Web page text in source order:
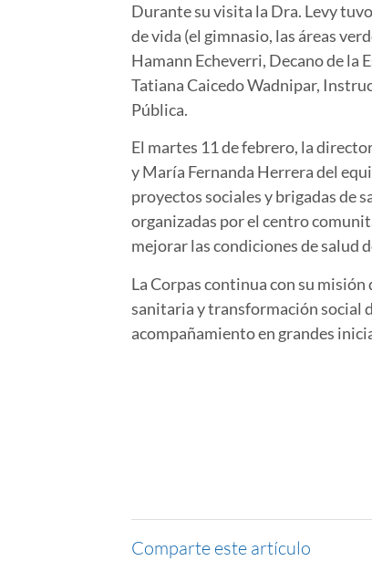
Durante su visita la Dra. Levy
de vida (el gimnasio, las áreas
Hamann Echeverri, Decano de la
Tatiana Caicedo Wadnipar,
Pública.
El martes 11 de febrero, la
y María Fernanda Herrera del
proyectos sociales y brigadas de
organizadas por el centro
mejorar las condiciones de salud
La Corpas continua con su
sanitaria y transformación social
acompañamiento en grandes
Comparte este artículo